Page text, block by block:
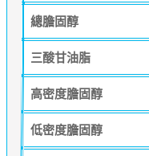
總膽固醇
三酸甘油脂
高密度膽固醇
低密度膽固醇